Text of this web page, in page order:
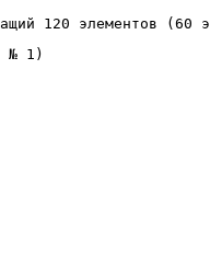
120 элементов (60
№ 1)